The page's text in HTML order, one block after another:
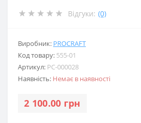
Відгуки: (0)
Виробник: PROCRAFT
Код товару: 555-01
Артикул: PC-000028
Наявність: Немає в наявності
2 100.00 грн